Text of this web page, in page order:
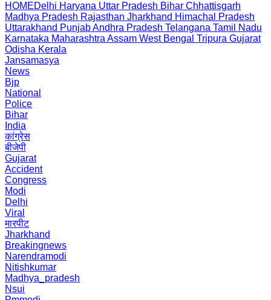
HOMEDelhi Haryana Uttar Pradesh Bihar Chhattisgarh
Madhya Pradesh Rajasthan Jharkhand Himachal Pradesh
Uttarakhand PunjabAndhra Pradesh Telangana Tamil Nadu
Karnataka Maharashtra Assam West Bengal Tripura Gujarat
Odisha Kerala
Jansamasya
News
Bjp
National
Police
Bihar
India
कांग्रेस
बीजेपी
Gujarat
Accident
Congress
Modi
Delhi
Viral
मारपीट
Jharkhand
Breakingnews
Narendramodi
Nitishkumar
Madhya_pradesh
Nsui